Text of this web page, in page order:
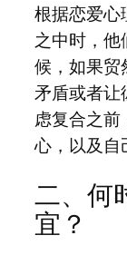
根据恋爱心
之中时，
候，如果贸
矛盾或者让
虑复合之前
心，以及自
二、何
宜？